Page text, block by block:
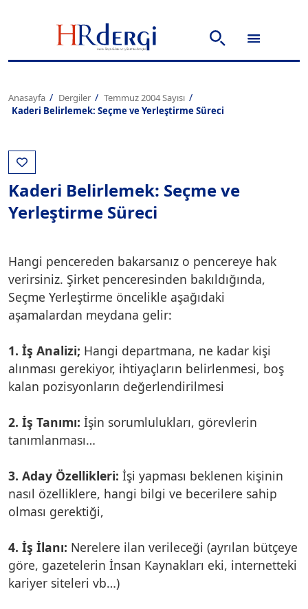
Anasayfa Dergiler
Temmuz 2004 Sayısı
Kaderi Belirlemek: Seçme ve Yerleştirme Süreci
Kaderi Belirlemek: Seçme ve
Yerleştirme Süreci
Hangi pencereden bakarsanız o pencereye hak
verirsiniz. Şirket penceresinden bakıldığında,
Seçme Yerleştirme öncelikle aşağıdaki
aşamalardan meydana gelir:
1. İş Analizi; Hangi departmana, ne kadar kişi
alınması gerekiyor, ihtiyaçların belirlenmesi, boş
kalan pozisyonların değerlendirilmesi
2. İş Tanımı: İşin sorumlulukları, görevlerin
tanımlanması…
3. Aday Özellikleri: İşi yapması beklenen kişinin
nasıl özelliklere, hangi bilgi ve becerilere sahip
olması gerektiği,
4. İş İlanı: Nerelere ilan verileceği (ayrılan bütçeye
göre, gazetelerin İnsan Kaynakları eki, internetteki
kariyer siteleri vb…)